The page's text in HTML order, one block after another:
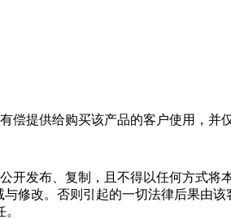
提供给购买该产品的客户使用，并
开发布、复制，且不得以任何方式将
修改。否则引起的一切法律后果由